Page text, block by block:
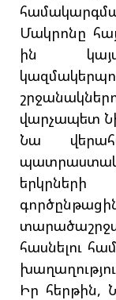
Մակրոնը
ին
վարչապետ
Նա
հասնելու
Իր հերթին,